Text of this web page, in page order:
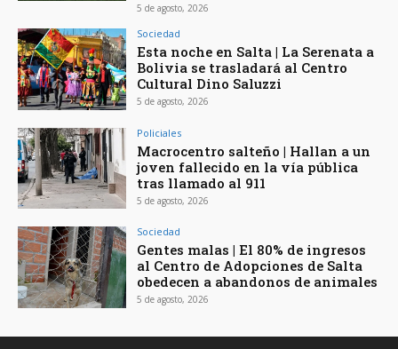
5 de agosto, 2026
Sociedad
Esta noche en Salta | La Serenata a
Bolivia se trasladará al Centro
Cultural Dino Saluzzi
5 de agosto, 2026
Policiales
Macrocentro salteño | Hallan a un
joven fallecido en la vía pública
tras llamado al 911
5 de agosto, 2026
Sociedad
Gentes malas | El 80% de ingresos
al Centro de Adopciones de Salta
obedecen a abandonos de animales
5 de agosto, 2026